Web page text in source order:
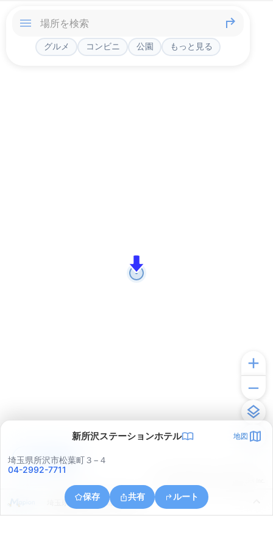
グルメ コンビニ 公園 もっと見る
新所沢ステーションホテル 地図
埼玉県所沢市松葉町３−４
04-2992-7711
保存 共有 ルート
埼玉県所沢市三ケ島２丁目
アプリで見る